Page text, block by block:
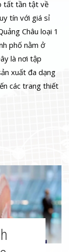
tất tần tật về
tín với giá sỉ
Châu loại 1
phố nằm ở
là nơi tập
xuất đa dạng
các trang thiết